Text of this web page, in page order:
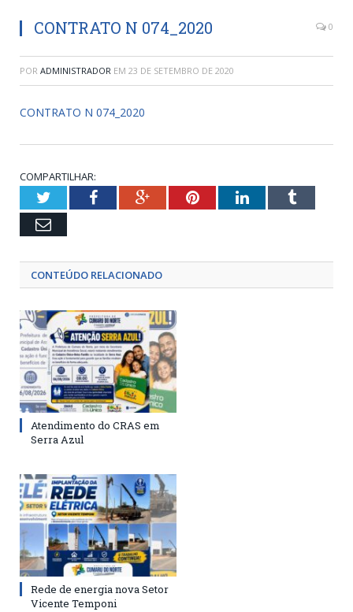
CONTRATO N 074_2020 0
POR ADMINISTRADOR EM 23 DE SETEMBRO DE 2020
CONTRATO N 074_2020
COMPARTILHAR:
TwitterFacebookGoogle+PinterestLinkedInTumblr
Email
CONTEÚDO RELACIONADO
Atendimento do CRAS em
Serra Azul
Rede de energia nova Setor
Vicente Temponi